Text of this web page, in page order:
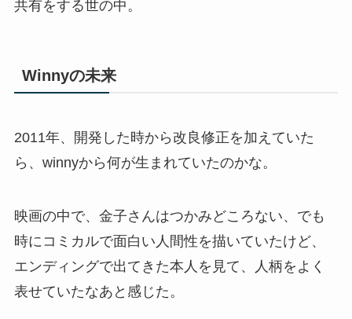
共有をする世の中。
Winnyの未来
2011年、開発した時から改良修正を加えていた
ら、winnyから何が生まれていたのかな。
映画の中で、金子さんはつかみどころない、でも
時にコミカルで面白い人間性を描いていたけど、
エンディングで出てきた本人を見て、人柄をよく
表せていたなあと感じた。